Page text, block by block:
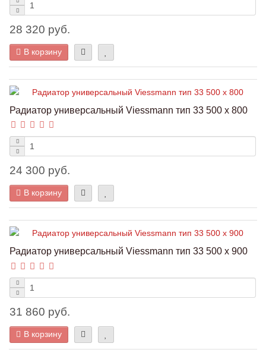
28 320 руб.
В корзину
Радиатор универсальный Viessmann тип 33 500 x 800
24 300 руб.
В корзину
Радиатор универсальный Viessmann тип 33 500 x 900
31 860 руб.
В корзину